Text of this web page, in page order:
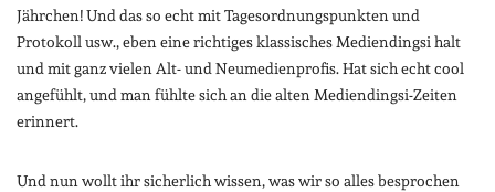
Jährchen! Und das so echt mit Tagesordnungspunkten und
Protokoll usw., eben eine richtiges klassisches Mediendingsi halt
und mit ganz vielen Alt- und Neumedienprofis. Hat sich echt cool
angefühlt, und man fühlte sich an die alten Mediendingsi-Zeiten
erinnert.
Und nun wollt ihr sicherlich wissen, was wir so alles besprochen